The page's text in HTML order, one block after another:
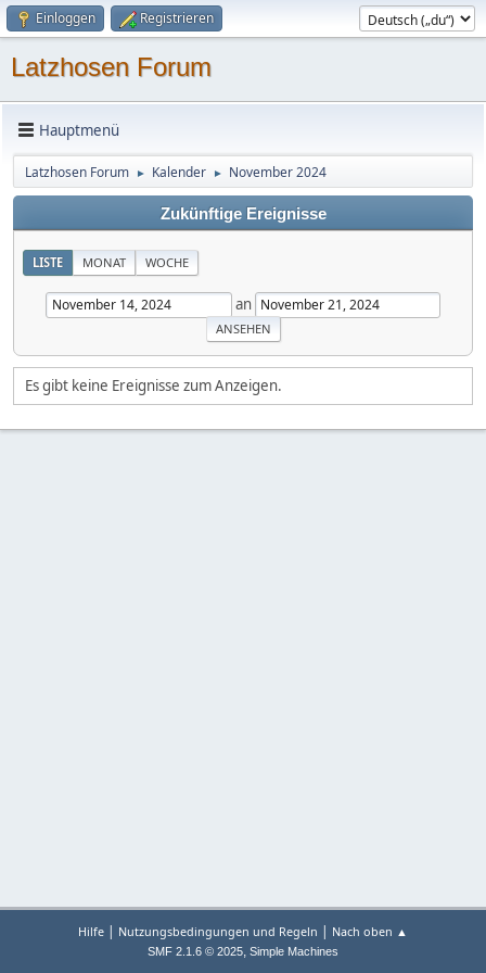
Einloggen Registrieren
Latzhosen Forum
Hauptmenü
Latzhosen Forum ► Kalender ► November 2024
Zukünftige Ereignisse
LISTE MONAT WOCHE
an
Es gibt keine Ereignisse zum Anzeigen.
Hilfe | Nutzungsbedingungen und Regeln | Nach oben ▲
SMF 2.1.6 © 2025, Simple Machines